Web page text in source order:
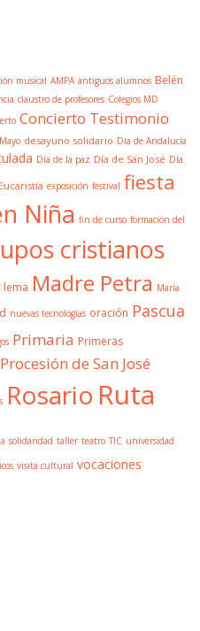
musical AMPA antiguos alumnos Belén
claustro de profesores Colegios MD
Concierto Testimonio
desayuno solidario Día de Andalucía
Día de la paz Día de San José Día
Eucaristía exposición festival fiesta
Niña fin de curso formación del
cristianos
lema Madre Petra María
nuevas tecnologías oración Pascua
Primaria Primeras
Procesión de San José
Rosario Ruta
solidaridad taller teatro TIC universidad
visita cultural vocaciones